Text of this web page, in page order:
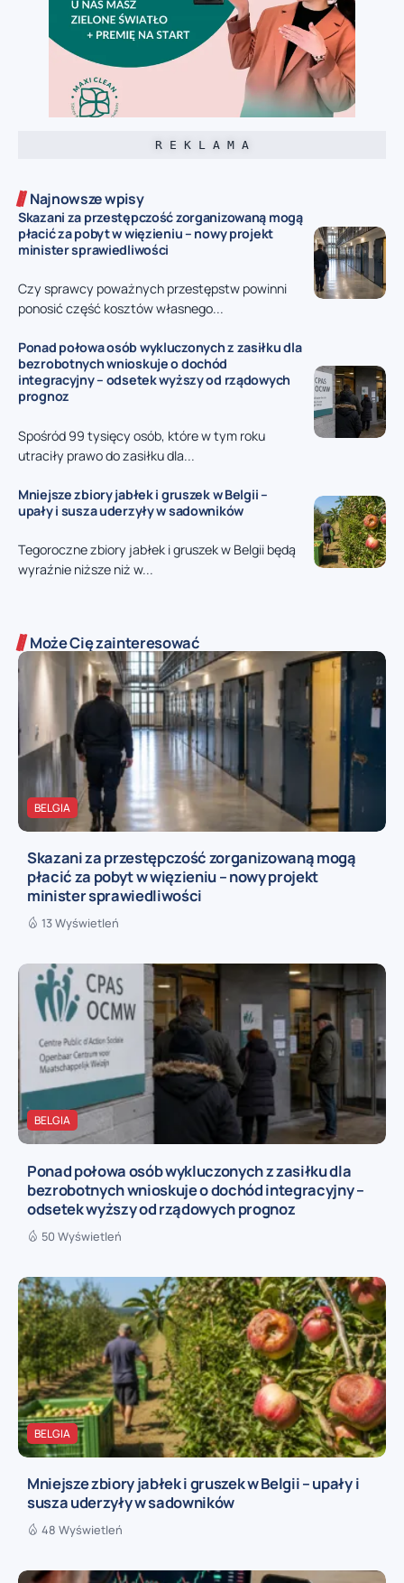
R E K L A M A
Najnowsze wpisy
Skazani za przestępczość zorganizowaną mogą
płacić za pobyt w więzieniu – nowy projekt
minister sprawiedliwości
Czy sprawcy poważnych przestępstw powinni
ponosić część kosztów własnego...
Ponad połowa osób wykluczonych z zasiłku dla
bezrobotnych wnioskuje o dochód
integracyjny – odsetek wyższy od rządowych
prognoz
Spośród 99 tysięcy osób, które w tym roku
utraciły prawo do zasiłku dla...
Mniejsze zbiory jabłek i gruszek w Belgii –
upały i susza uderzyły w sadowników
Tegoroczne zbiory jabłek i gruszek w Belgii będą
wyraźnie niższe niż w...
Może Cię zainteresować
BELGIA
Skazani za przestępczość zorganizowaną mogą
płacić za pobyt w więzieniu – nowy projekt
minister sprawiedliwości
13 Wyświetleń
BELGIA
Ponad połowa osób wykluczonych z zasiłku dla
bezrobotnych wnioskuje o dochód integracyjny –
odsetek wyższy od rządowych prognoz
50 Wyświetleń
BELGIA
Mniejsze zbiory jabłek i gruszek w Belgii – upały i
susza uderzyły w sadowników
48 Wyświetleń